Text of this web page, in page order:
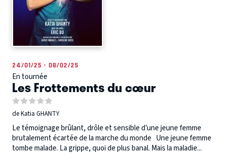
24/01/25 - 08/02/25
En tournée
Les Frottements du cœur
de Katia GHANTY
Le témoignage brûlant, drôle et sensible d’une jeune femme
brutalement écartée de la marche du monde Une jeune femme
tombe malade. La grippe, quoi de plus banal. Mais la maladie...